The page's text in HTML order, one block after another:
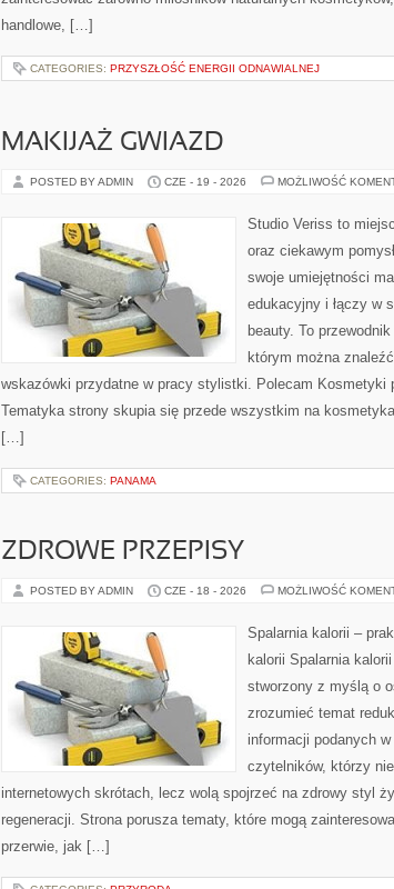
handlowe, […]
CATEGORIES: PRZYSZŁOŚĆ ENERGII ODNAWIALNEJ
MAKIJAŻ GWIAZD
POSTED BY ADMIN CZE - 19 - 2026 MOŻLIWOŚĆ
Studio Veriss to
oraz ciekawym
swoje umiejętności
edukacyjny i łączy w
beauty. To
którym można
wskazówki przydatne w pracy stylistki. Polecam Kosmetyki
Tematyka strony skupia się przede wszystkim na
[…]
CATEGORIES: PANAMA
ZDROWE PRZEPISY
POSTED BY ADMIN CZE - 18 - 2026 MOŻLIWOŚĆ
Spalarnia kalorii –
kalorii Spalarnia
stworzony z myślą o
zrozumieć temat
informacji podanych
czytelników, którzy
internetowych skrótach, lecz wolą spojrzeć na zdrowy styl
regeneracji. Strona porusza tematy, które mogą
przerwie, jak […]